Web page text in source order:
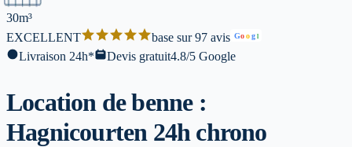
30m³
EXCELLENT
base sur 97 avis Goog l
Livraison 24h* Devis gratuit4.8/5 Google
Location de benne :
Hagnicourten 24h chrono